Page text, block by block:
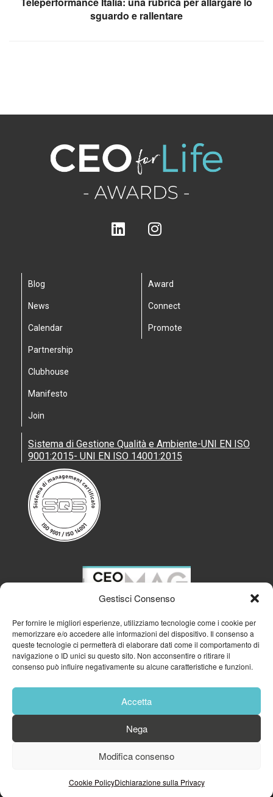
Gestisci Consenso
Per fornire le migliori esperienze, utilizziamo tecnologie come i cookie per
memorizzare e/o accedere alle informazioni del dispositivo. Il consenso a
queste tecnologie ci permetterà di elaborare dati come il comportamento di
navigazione o ID unici su questo sito. Non acconsentire o ritirare il
consenso può influire negativamente su alcune caratteristiche e funzioni.
Accetta
Nega
Modifica consenso
Cookie PolicyDichiarazione sulla Privacy
sguardo e rallentare
Blog
News
Calendar
Partnership
Clubhouse
Manifesto
Join
Award
Connect
Promote
Sistema di Gestione Qualità e Ambiente-UNI EN ISO
9001:2015- UNI EN ISO 14001:2015
GFA GENERAL MANAGEMENT S.R.L.
Cookie Policy Privacy Policy